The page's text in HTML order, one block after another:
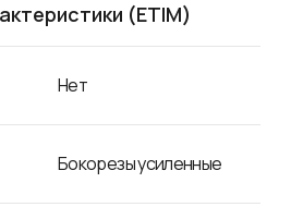
(ETIM)
Нет
Бокорезы усиленные